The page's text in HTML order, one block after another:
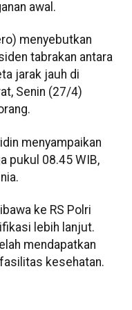
awal.
menyebutkan
tabrakan antara
jarak jauh di
Senin (27/4)
menyampaikan
pukul 08.45 WIB,
ke RS Polri
lebih lanjut.
mendapatkan
kesehatan.